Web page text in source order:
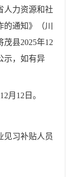
人力资源和社
通知》（川
茂县2025年12
示，如有异
12月 12 日。
见习补贴人员